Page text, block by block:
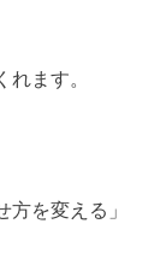
ます。
を変える」